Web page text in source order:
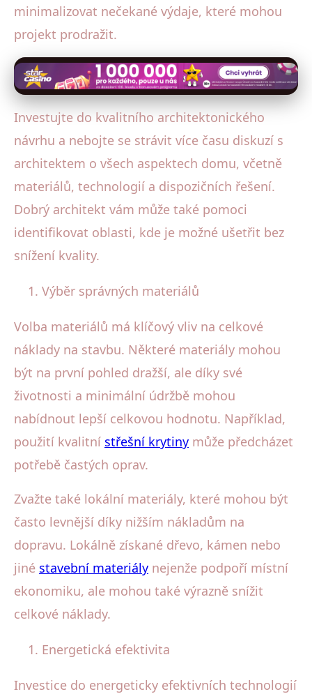
minimalizovat nečekané výdaje, které mohou
projekt prodražit.
Investujte do kvalitního architektonického
návrhu a nebojte se strávit více času diskuzí s
architektem o všech aspektech domu, včetně
materiálů, technologií a dispozičních řešení.
Dobrý architekt vám může také pomoci
identifikovat oblasti, kde je možné ušetřit bez
snížení kvality.
Výběr správných materiálů
Volba materiálů má klíčový vliv na celkové
náklady na stavbu. Některé materiály mohou
být na první pohled dražší, ale díky své
životnosti a minimální údržbě mohou
nabídnout lepší celkovou hodnotu. Například,
použití kvalitní střešní krytiny může předcházet
potřebě častých oprav.
Zvažte také lokální materiály, které mohou být
často levnější díky nižším nákladům na
dopravu. Lokálně získané dřevo, kámen nebo
jiné stavební materiály nejenže podpoří místní
ekonomiku, ale mohou také výrazně snížit
celkové náklady.
Energetická efektivita
Investice do energeticky efektivních technologií